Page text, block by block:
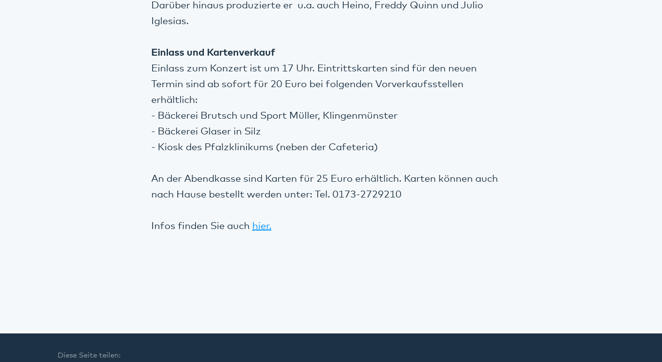
Darüber hinaus produzierte er u.a. auch Heino, Freddy Quinn und Julio
Iglesias.
Einlass und Kartenverkauf
Einlass zum Konzert ist um 17 Uhr. Eintrittskarten sind für den neuen
Termin sind ab sofort für 20 Euro bei folgenden Vorverkaufsstellen
erhältlich:
- Bäckerei Brutsch und Sport Müller, Klingenmünster
- Bäckerei Glaser in Silz
- Kiosk des Pfalzklinikums (neben der Cafeteria)
An der Abendkasse sind Karten für 25 Euro erhältlich. Karten können auch
nach Hause bestellt werden unter: Tel. 0173-2729210
Infos finden Sie auch hier.
Diese Seite teilen: